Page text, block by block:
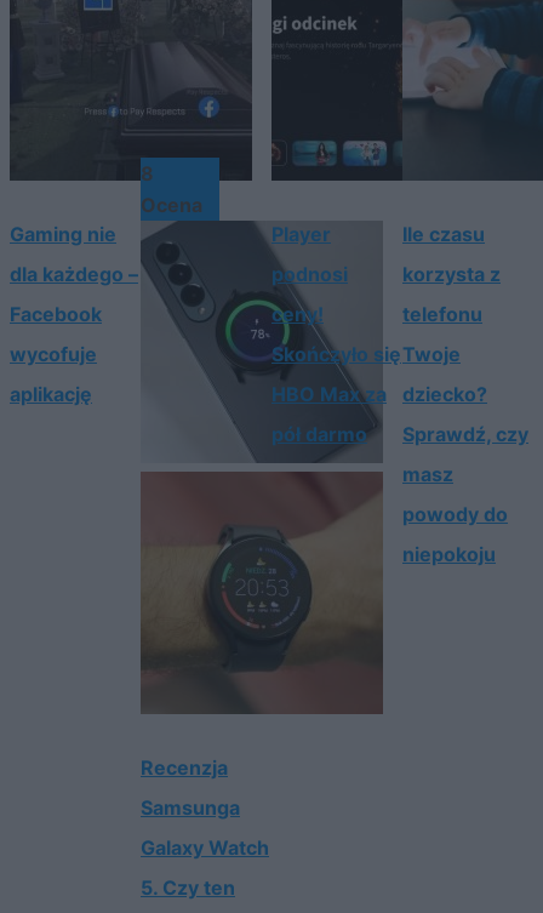
Gaming nie
dla każdego –
Facebook
wycofuje
aplikację
8
Ocena
Recenzja
Samsunga
Galaxy Watch
5. Czy ten
Player
podnosi
ceny!
Skończyło się
HBO Max za
pół darmo
Ile czasu
korzysta z
telefonu
Twoje
dziecko?
Sprawdź, czy
masz
powody do
niepokoju